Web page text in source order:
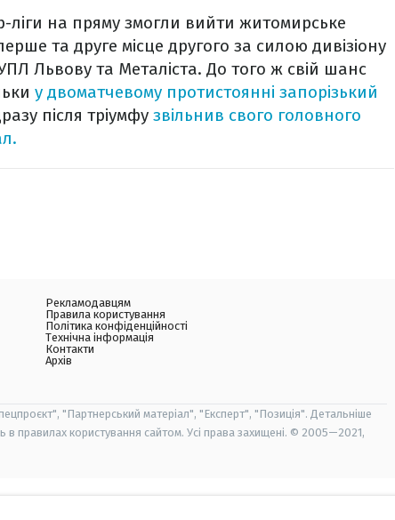
ліги на пряму змогли вийти житомирське
та друге місце другого за силою дивізіону
Львову та Металіста. До того ж свій шанс
у двоматчевому протистоянні запорізький
після тріумфу звільнив свого головного
Рекламодавцям
Правила користування
Політика конфіденційності
Технічна інформація
Контакти
Архів
"Партнерський матеріал", "Експерт", "Позиція". Детальніше
правилах користування сайтом. Усі права захищені. © 2005—2021,